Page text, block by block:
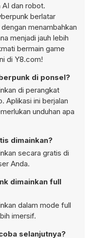
dan robot.
berlatar
menambahkan
menjadi jauh lebih
bermain game
di Y8.com!
di ponsel?
di perangkat
Aplikasi ini berjalan
unduhan apa
dimainkan?
secara gratis di
Anda.
dimainkan full
dalam mode full
imersif.
selanjutnya?